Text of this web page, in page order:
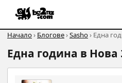
Начало› Блогове›Sasho› Една
Една година в Нова